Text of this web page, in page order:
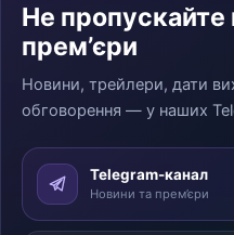
Не пропускайте
прем’єри
Новини, трейлери, дати
обговорення — у наших
Telegram-канал
Новини та прем’єри